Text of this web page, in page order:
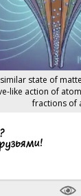
state of
like action of
fractions of